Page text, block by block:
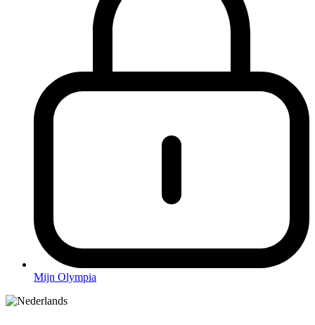
Mijn Olympia